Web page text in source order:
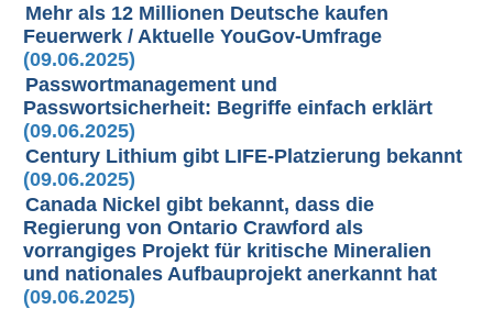
Mehr als 12 Millionen Deutsche kaufen
Feuerwerk / Aktuelle YouGov-Umfrage
(09.06.2025)
Passwortmanagement und
Passwortsicherheit: Begriffe einfach erklärt
(09.06.2025)
Century Lithium gibt LIFE-Platzierung bekannt
(09.06.2025)
Canada Nickel gibt bekannt, dass die
Regierung von Ontario Crawford als
vorrangiges Projekt für kritische Mineralien
und nationales Aufbauprojekt anerkannt hat
(09.06.2025)